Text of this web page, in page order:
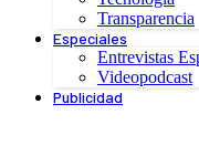
Transparencia
Especiales
Entrevistas
Videopodcast
Publicidad